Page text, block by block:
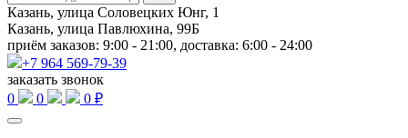
Казань, улица Соловецких Юнг, 1
Казань, улица Павлюхина, 99Б
приём заказов: 9:00 - 21:00, доставка: 6:00 - 24:00
+7 964 569-79-39
заказать звонок
0
0 0 ₽